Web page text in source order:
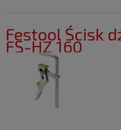
Festool Ścisk
FS-HZ 160